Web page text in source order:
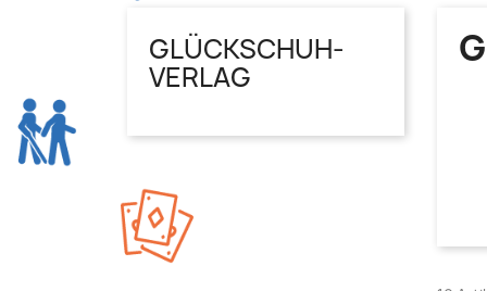
GLÜCKSCHUH-
VERLAG